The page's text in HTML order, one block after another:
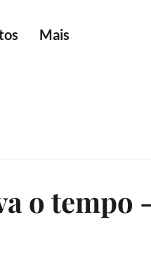
Mais
o